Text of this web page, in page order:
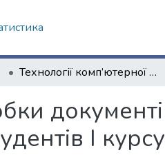
Технології комп’ютерної обробки документів за допомогою MS Word : конспект лекцій для студентів І курсу
І курсу